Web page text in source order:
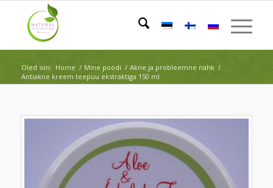
Oled siin: Home / Mine poodi / Akne ja probleemne nahk /
Antiakne kreem teepuu ekstraktiga 150 ml